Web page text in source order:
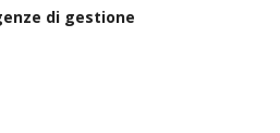
di gestione